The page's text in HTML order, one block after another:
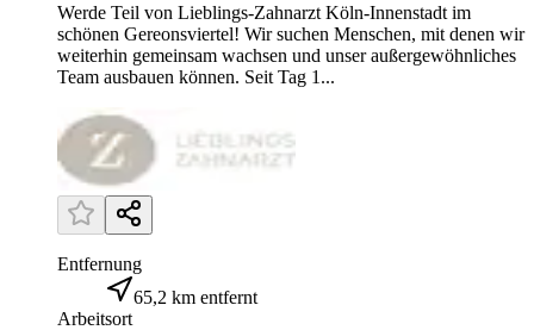
Werde Teil von Lieblings-Zahnarzt Köln-Innenstadt im
schönen Gereonsviertel! Wir suchen Menschen, mit denen wir
weiterhin gemeinsam wachsen und unser außergewöhnliches
Team ausbauen können. Seit Tag 1...
Entfernung
65,2 km entfernt
Arbeitsort